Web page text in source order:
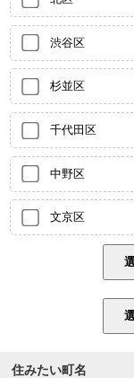
渋谷区
杉並区
千代田区
中野区
文京区
住みたい町名